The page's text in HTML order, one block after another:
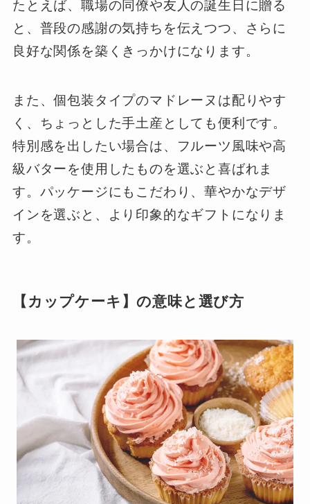
たとえば、職場の同僚や友人の誕生日に贈る
と、普段の感謝の気持ちを伝えつつ、さらに
良好な関係を築くきっかけになります。
また、個包装タイプのマドレーヌは配りやす
く、ちょっとした手土産としても便利です。
特別感を出したい場合は、フルーツ風味や高
級バターを使用したものを選ぶと喜ばれま
す。パッケージにもこだわり、華やかなデザ
インを選ぶと、より印象的なギフトになりま
す。
【カップケーキ】の意味と選び方